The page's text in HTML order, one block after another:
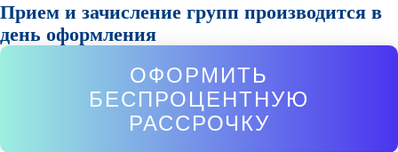
Прием и зачисление групп производится в
день оформления
ОФОРМИТЬ
БЕСПРОЦЕНТНУЮ
РАССРОЧКУ